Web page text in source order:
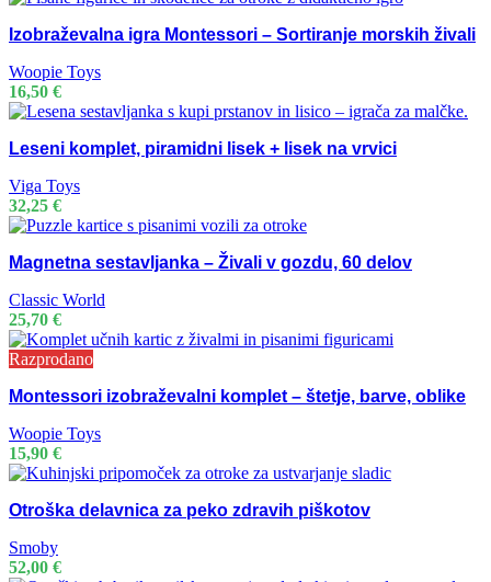
Izobraževalna igra Montessori – Sortiranje morskih živali
Woopie Toys
16,50 €
Leseni komplet, piramidni lisek + lisek na vrvici
Viga Toys
32,25 €
Magnetna sestavljanka – Živali v gozdu, 60 delov
Classic World
25,70 €
Razprodano
Montessori izobraževalni komplet – štetje, barve, oblike
Woopie Toys
15,90 €
Otroška delavnica za peko zdravih piškotov
Smoby
52,00 €